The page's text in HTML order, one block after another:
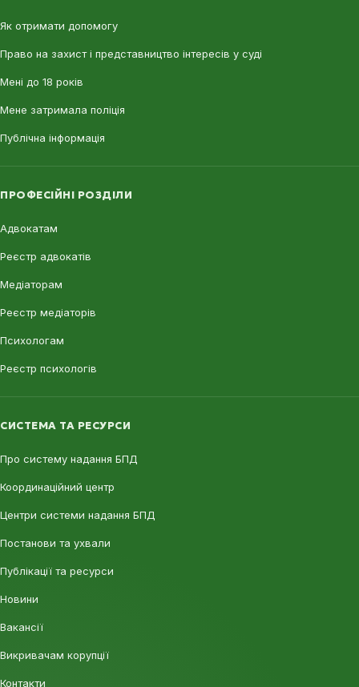
Як отримати допомогу
Право на захист і представництво інтересів у суді
Мені до 18 років
Мене затримала поліція
Публічна інформація
ПРОФЕСІЙНІ РОЗДІЛИ
Адвокатам
Реєстр адвокатів
Медіаторам
Реєстр медіаторів
Психологам
Реєстр психологів
СИСТЕМА ТА РЕСУРСИ
Про систему надання БПД
Координаційний центр
Центри системи надання БПД
Постанови та ухвали
Публікації та ресурси
Новини
Вакансії
Викривачам корупції
Контакти